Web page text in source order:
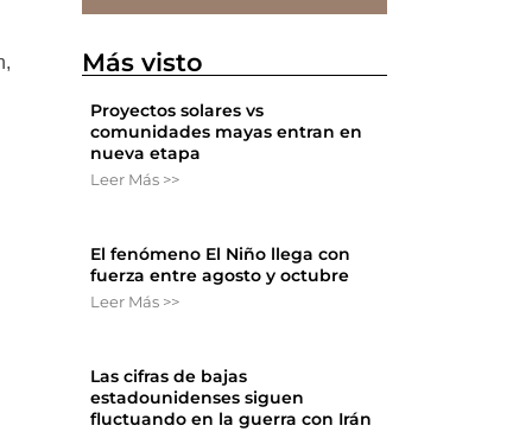
Más visto
Proyectos solares vs
comunidades mayas entran en
nueva etapa
Leer Más >>
El fenómeno El Niño llega con
fuerza entre agosto y octubre
Leer Más >>
Las cifras de bajas
estadounidenses siguen
fluctuando en la guerra con Irán